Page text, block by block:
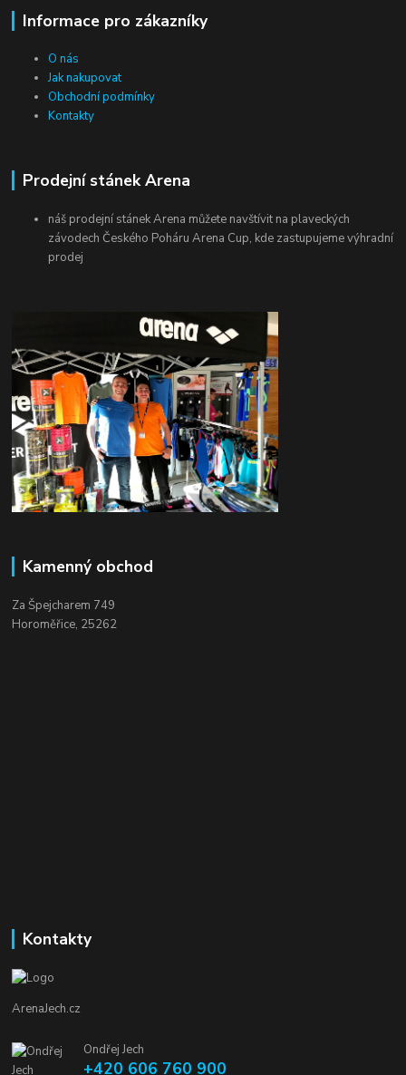
Informace pro zákazníky
O nás
Jak nakupovat
Obchodní podmínky
Kontakty
Prodejní stánek Arena
náš prodejní stánek Arena můžete navštívit na plaveckých
závodech Českého Poháru Arena Cup, kde zastupujeme výhradní
prodej
Kamenný obchod
Za Špejcharem 749
Horoměřice, 25262
Kontakty
ArenaJech.cz
Ondřej Jech
+420 606 760 900